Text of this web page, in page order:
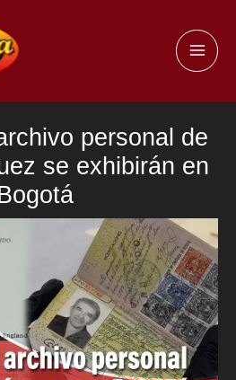
personal de
se exhibirán en